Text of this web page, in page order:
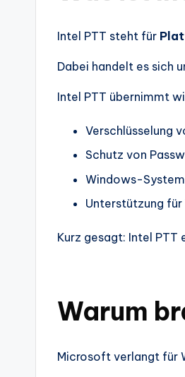
Intel PTT steht für
Dabei handelt es sich
Intel PTT übernimmt
Verschlüsselung
Schutz von
Windows-
Unterstützung für
Kurz gesagt: Intel PTT
Warum
Microsoft verlangt für